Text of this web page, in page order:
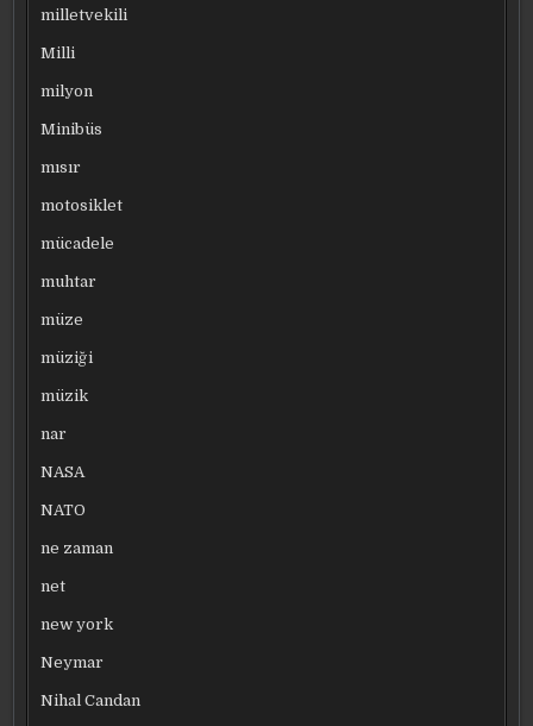
milletvekili
Milli
milyon
Minibüs
mısır
motosiklet
mücadele
muhtar
müze
müziği
müzik
nar
NASA
NATO
ne zaman
net
new york
Neymar
Nihal Candan